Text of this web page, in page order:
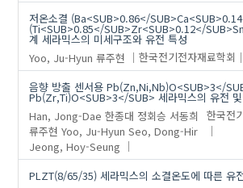
저온소결 (Ba<SUB>0.86</
(Ti<SUB>0.85</SUB>Zr<SUB>0.12</
계 세라믹스의 미세구조와 유전 특성
Yoo, Ju-Hyun 류주현 한국전기전자재료학회
음향 방출 센서용 Pb(Zn,Ni,Nb)O<SUB>3</
Pb(Zr,Ti)O<SUB>3</SUB> 세라믹스의 유전
Han, Jong-Dae 한종대 정회승 서동희
류주현 Yoo, Ju-Hyun Seo, Dong-Hir
Jeong, Hoy-Seung
한국전
PLZT(8/65/35) 세라믹스의 소결온도에 따른 유